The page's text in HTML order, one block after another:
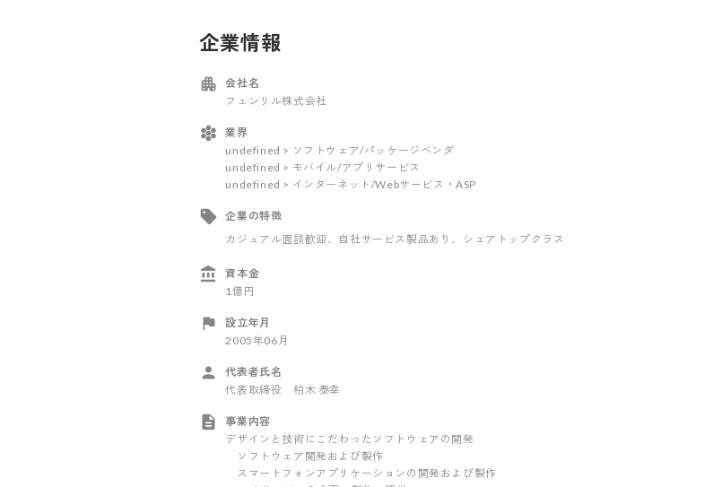
企業情報
会社名
フェンリル株式会社
業界
undefined > ソフトウェア/パッケージベンダ
undefined > モバイル/アプリサービス
undefined > インターネット/Webサービス・ASP
企業の特徴
カジュアル面談歓迎、自社サービス製品あり 、シェアトップクラス
資本金
1億円
設立年月
2005年06月
代表者氏名
代表取締役 柏木 泰幸
事業内容
デザインと技術にこだわったソフトウェアの開発
ソフトウェア開発および製作
スマートフォンアプリケーションの開発および製作